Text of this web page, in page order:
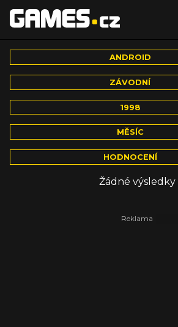
ANDROID
ZÁVODNÍ
1998
MĚSÍC
HODNOCENÍ
Žádné výsledky